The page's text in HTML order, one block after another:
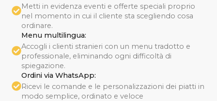
Metti in evidenza eventi e offerte speciali proprio
nel momento in cui il cliente sta scegliendo cosa
ordinare.
Menu multilingua:
Accogli i clienti stranieri con un menu tradotto e
professionale, eliminando ogni difficoltà di
spiegazione.
Ordini via WhatsApp:
Ricevi le comande e le personalizzazioni dei piatti in
modo semplice, ordinato e veloce